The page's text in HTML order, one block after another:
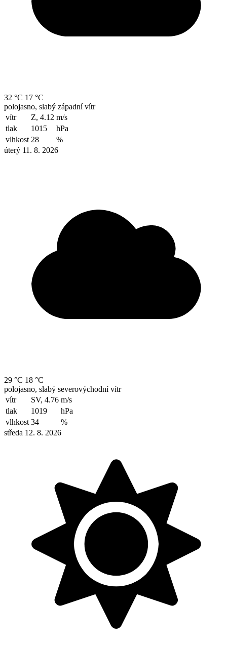
32 °C 17 °C
polojasno, slabý západní vítr
vítr
Z, 4.12 m/s
tlak
1015
hPa
vlhkost 28
%
úterý 11. 8. 2026
29 °C 18 °C
polojasno, slabý severovýchodní vítr
vítr
SV, 4.76 m/s
tlak
1019
hPa
vlhkost 34
%
středa 12. 8. 2026